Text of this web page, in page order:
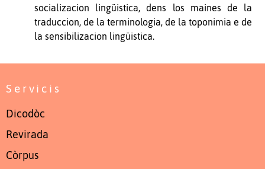
socializacion lingüistica, dens los maines de la
traduccion, de la terminologia, de la toponimia e de
la sensibilizacion lingüistica.
Servicis
Dicodòc
Revirada
Còrpus